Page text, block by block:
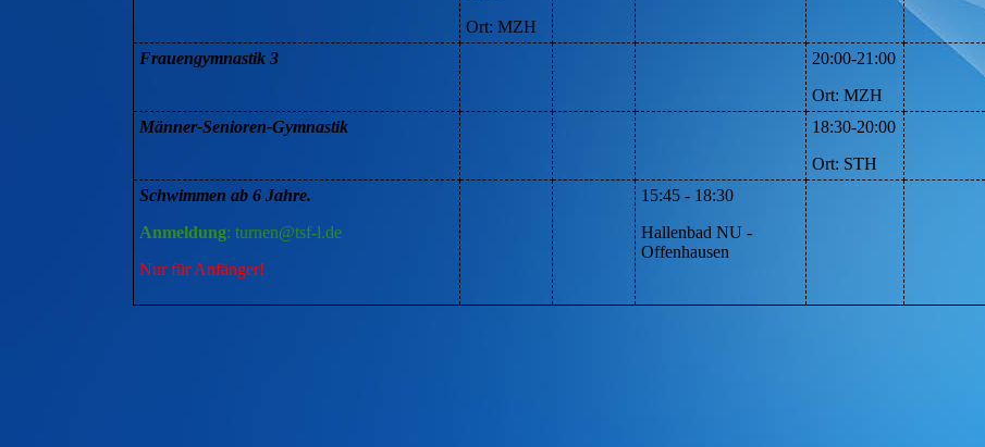
Ort: MZH
Frauengymnastik 3
20:00-21:00
Ort: MZH
Männer-Senioren-Gymnastik
18:30-20:00
Ort: STH
Schwimmen ab 6 Jahre.
Anmeldung: turnen@tsf-l.de
Nur für Anfänger!
15:45 - 18:30
Hallenbad NU -
Offenhausen